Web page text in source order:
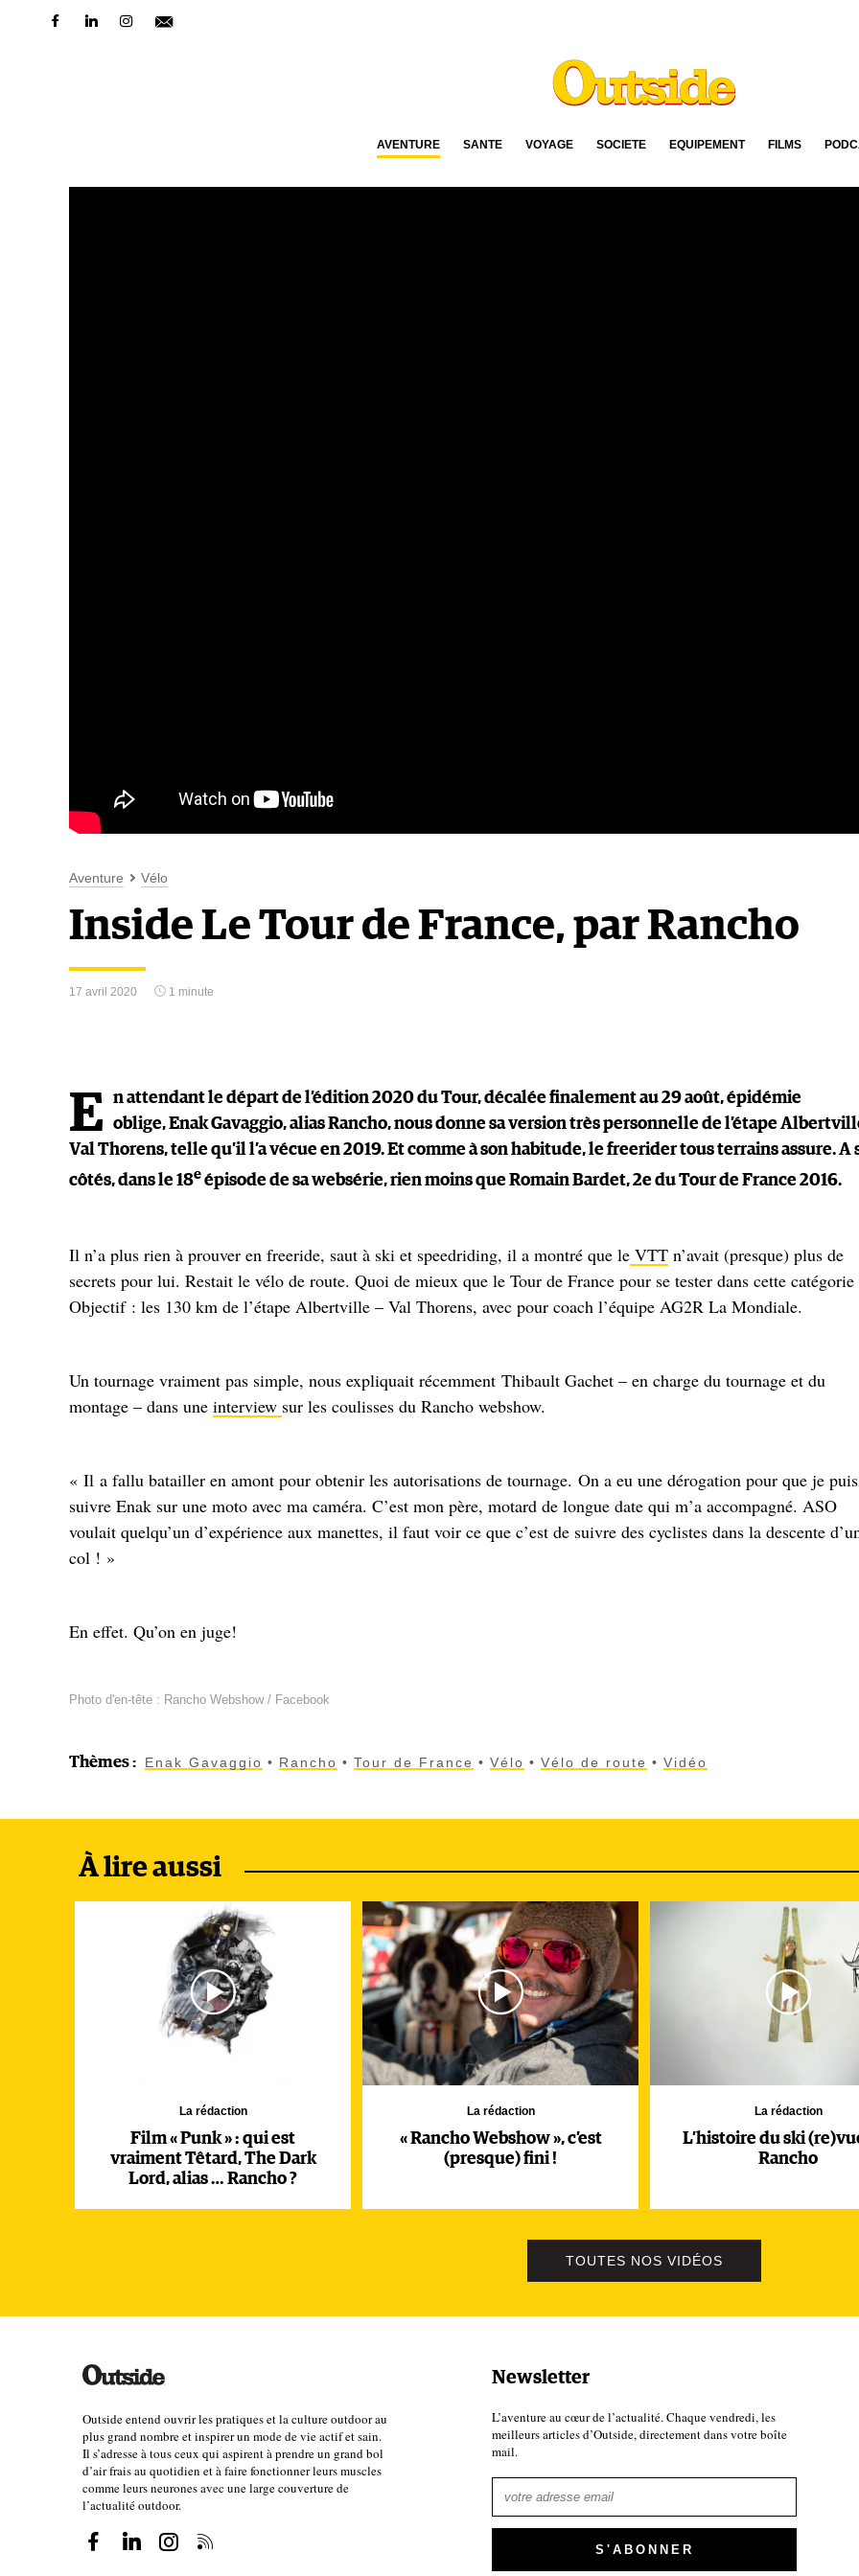
AVENTURE SANTÉ VOYAGE SOCIÉTÉ ÉQUIPEMENT FILMS
Aventure Vélo
Inside Le Tour de France, par Rancho
17 avril 2020 1 minute
E n attendant le départ de l’édition 2020 du Tour, décalée finalement au 29 août, épidémie
oblige, Enak Gavaggio, alias Rancho, nous donne sa version très personnelle de l’étape
Val Thorens, telle qu’il l’a vécue en 2019. Et comme à son habitude, le freerider tous terrains assure. A
côtés, dans le 18e épisode de sa websérie, rien moins que Romain Bardet, 2e du Tour de France 2016.
Il n’a plus rien à prouver en freeride, saut à ski et speedriding, il a montré que le VTT n’avait (presque) plus de
secrets pour lui. Restait le vélo de route. Quoi de mieux que le Tour de France pour se tester dans cette catégorie
Objectif : les 130 km de l’étape Albertville – Val Thorens, avec pour coach l’équipe AG2R La Mondiale.
Un tournage vraiment pas simple, nous expliquait récemment Thibault Gachet – en charge du tournage et du
montage – dans une interview sur les coulisses du Rancho webshow.
« Il a fallu batailler en amont pour obtenir les autorisations de tournage. On a eu une dérogation pour que je
suivre Enak sur une moto avec ma caméra. C’est mon père, motard de longue date qui m’a accompagné. ASO
voulait quelqu’un d’expérience aux manettes, il faut voir ce que c’est de suivre des cyclistes dans la descente
col ! »
En effet. Qu’on en juge!
Photo d'en-tête : Rancho Webshow / Facebook
Thèmes: Enak Gavaggio Rancho Tour de France Vélo Vélo de route Vidéo
À lire aussi
La rédaction
Film « Punk » : qui est
vraiment Têtard, The Dark
Lord, alias … Rancho ?
La rédaction
« Rancho Webshow », c’est
(presque) fini !
La rédaction
L’histoire du ski
Rancho
TOUTES NOS VIDÉOS
Outside entend ouvrir les pratiques et la culture outdoor au
plus grand nombre et inspirer un mode de vie actif et sain.
Il s’adresse à tous ceux qui aspirent à prendre un grand bol
d’air frais au quotidien et à faire fonctionner leurs muscles
comme leurs neurones avec une large couverture de
l’actualité outdoor.
Newsletter
L’aventure au cœur de l’actualité. Chaque vendredi, les
meilleurs articles d’Outside, directement dans votre boîte
mail.